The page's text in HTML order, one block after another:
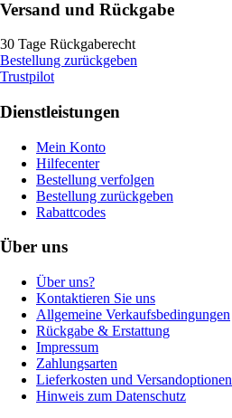
Versand und Rückgabe
30 Tage Rückgaberecht
Bestellung zurückgeben
Trustpilot
Dienstleistungen
Mein Konto
Hilfecenter
Bestellung verfolgen
Bestellung zurückgeben
Rabattcodes
Über uns
Über uns?
Kontaktieren Sie uns
Allgemeine Verkaufsbedingungen
Rückgabe & Erstattung
Impressum
Zahlungsarten
Lieferkosten und Versandoptionen
Hinweis zum Datenschutz